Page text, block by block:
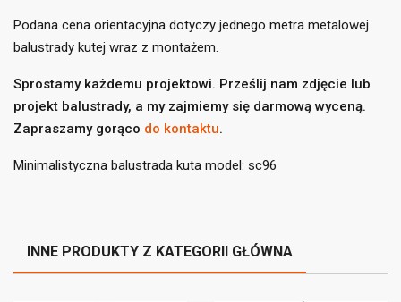
Podana cena orientacyjna dotyczy jednego metra metalowej
balustrady kutej wraz z montażem.
Sprostamy każdemu projektowi. Prześlij nam zdjęcie lub
projekt balustrady, a my zajmiemy się darmową wyceną.
Zapraszamy gorąco do kontaktu.
Minimalistyczna balustrada kuta model: sc96
INNE PRODUKTY Z KATEGORII GŁÓWNA